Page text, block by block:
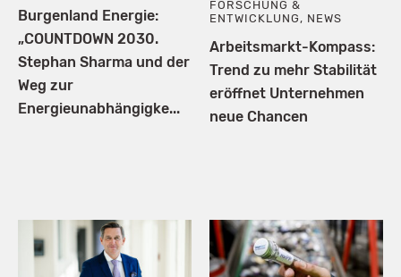
Burgenland Energie:
„COUNTDOWN 2030.
Stephan Sharma und der
Weg zur
Energieunabhängigke...
FORSCHUNG &
ENTWICKLUNG, NEWS
Arbeitsmarkt-Kompass:
Trend zu mehr Stabilität
eröffnet Unternehmen
neue Chancen